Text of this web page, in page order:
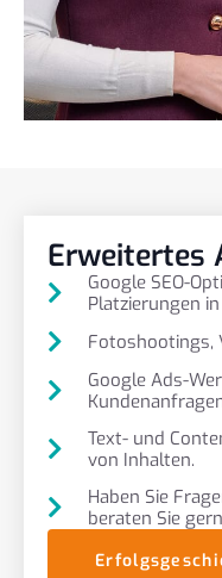
Erweitertes
Google SEO-
Platzierungen
Fotoshootings,
Google Ads-
Text- und
von Inhalten.
Haben Sie
beraten Sie